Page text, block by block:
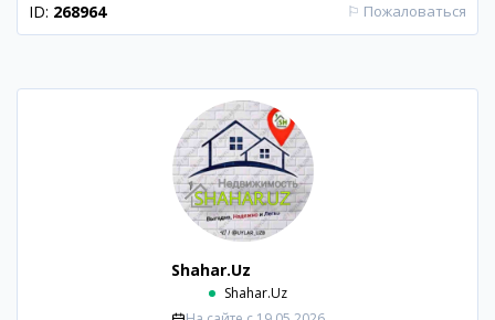
ID: 268964 ⚐ Пожаловаться
Shahar.Uz
Shahar.Uz